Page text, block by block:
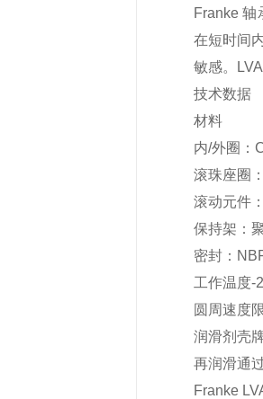
Franke 轴
在短时间
敏感。
技术数据
材料
内/外圈：
滚珠座圈
滚动元件
保持架：
密封：
工作温度-
圆周速度
润滑剂壳
再润滑通
Franke